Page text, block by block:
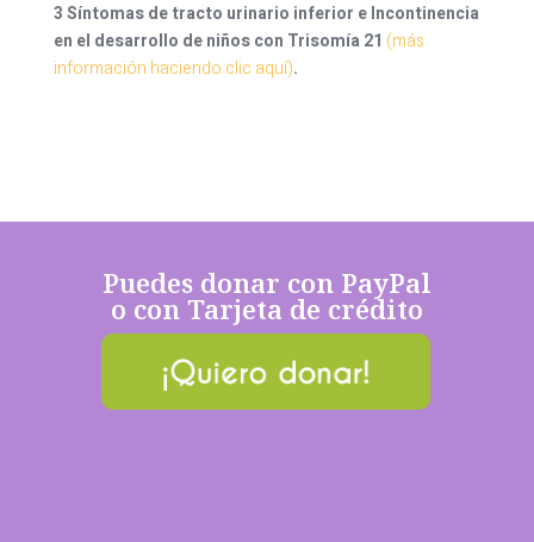
3 Síntomas de tracto urinario inferior e Incontinencia
en el desarrollo de niños con Trisomía 21 (más
información haciendo clic aquí).
Puedes donar con PayPal
o con Tarjeta de crédito